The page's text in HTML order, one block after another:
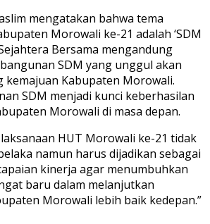
mengatakan bahwa tema
Morowali ke-21 adalah ‘SDM
Bersama mengandung
SDM yang unggul akan
kemajuan Kabupaten Morowali.
SDM menjadi kunci keberhasilan
Morowali di masa depan.
HUT Morowali ke-21 tidak
namun harus dijadikan sebagai
kinerja agar menumbuhkan
baru dalam melanjutkan
Morowali lebih baik kedepan.”